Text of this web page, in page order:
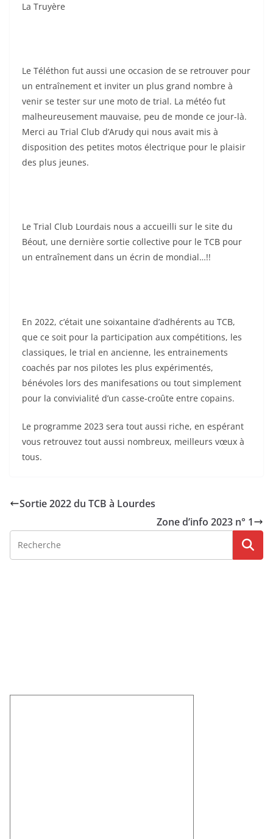
La Truyère
Le Téléthon fut aussi une occasion de se retrouver pour
un entraînement et inviter un plus grand nombre à
venir se tester sur une moto de trial. La météo fut
malheureusement mauvaise, peu de monde ce jour-là.
Merci au Trial Club d’Arudy qui nous avait mis à
disposition des petites motos électrique pour le plaisir
des plus jeunes.
Le Trial Club Lourdais nous a accueilli sur le site du
Béout, une dernière sortie collective pour le TCB pour
un entraînement dans un écrin de mondial…!!
En 2022, c’était une soixantaine d’adhérents au TCB,
que ce soit pour la participation aux compétitions, les
classiques, le trial en ancienne, les entrainements
coachés par nos pilotes les plus expérimentés,
bénévoles lors des manifesations ou tout simplement
pour la convivialité d’un casse-croûte entre copains.
Le programme 2023 sera tout aussi riche, en espérant
vous retrouvez tout aussi nombreux, meilleurs vœux à
tous.
Sortie 2022 du TCB à Lourdes
Zone d’info 2023 n° 1